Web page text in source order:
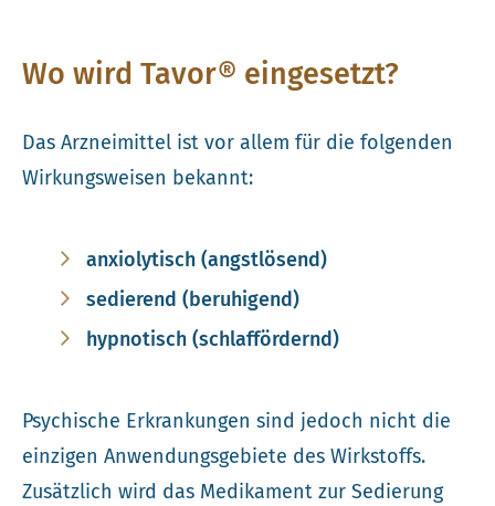
Wo wird Tavor® eingesetzt?
Das Arzneimittel ist vor allem für die folgenden
Wirkungsweisen bekannt:
anxiolytisch (angstlösend)
sedierend (beruhigend)
hypnotisch (schlaffördernd)
Psychische Erkrankungen sind jedoch nicht die
einzigen Anwendungsgebiete des Wirkstoffs.
Zusätzlich wird das Medikament zur Sedierung